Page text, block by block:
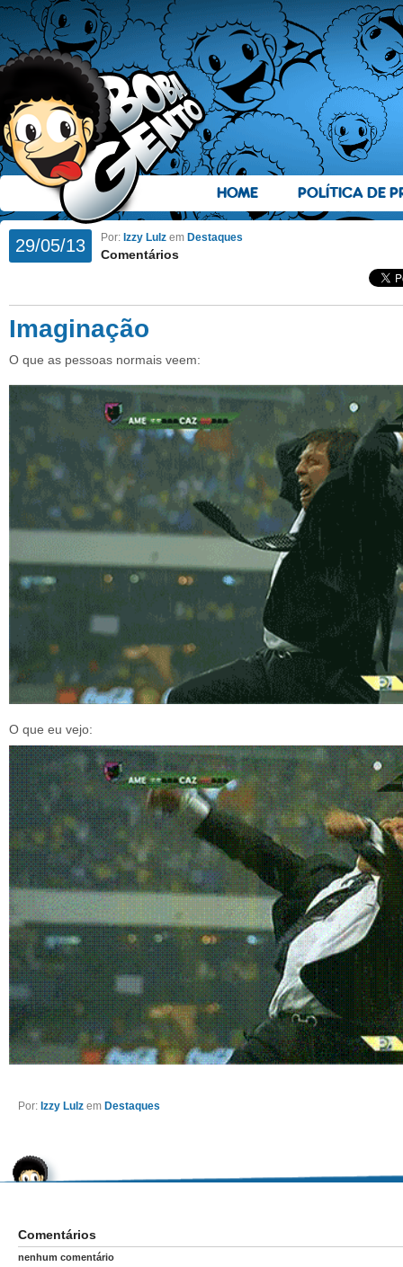
HOME POLÍTICA DE
29/05/13 Por: Izzy Lulz em Destaques
Comentários
Imaginação
O que as pessoas normais veem:
O que eu vejo:
Por: Izzy Lulz em Destaques
Comentários
nenhum comentário